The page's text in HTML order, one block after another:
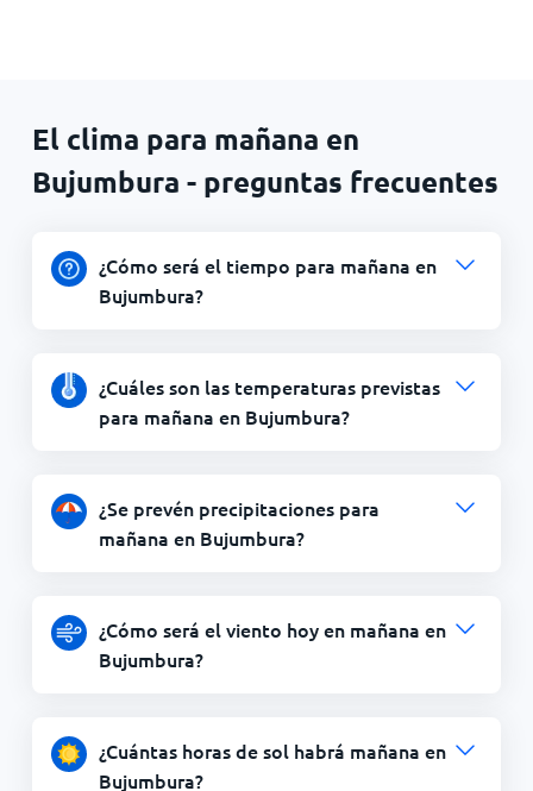
El clima para mañana en
Bujumbura - preguntas frecuentes
¿Cómo será el tiempo para mañana en
Bujumbura?
¿Cuáles son las temperaturas previstas
para mañana en Bujumbura?
¿Se prevén precipitaciones para
mañana en Bujumbura?
¿Cómo será el viento hoy en mañana en
Bujumbura?
¿Cuántas horas de sol habrá mañana en
Bujumbura?